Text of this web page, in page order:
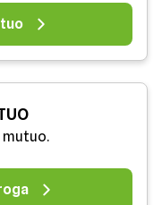
mutuo.